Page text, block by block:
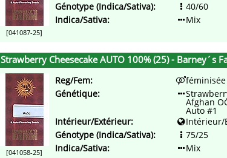
[041087-25]
Génotype (Indica/Sativa):
40/60
Indica/Sativa:
Mix
Strawberry Cheesecake AUTO 100% (25) - Barney´s
[041058-25]
Reg/Fem:
féminisée
Génétique:
Afghan
Auto #1
Intérieur/Extérieur:
Intérieur/
Génotype (Indica/Sativa):
75/25
Indica/Sativa:
Mix